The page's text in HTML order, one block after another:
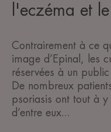
l'eczéma et
Contrairement à ce
image d’Epinal, les
réservées à un
De nombreux
psoriasis ont tout à
d’entre eux...